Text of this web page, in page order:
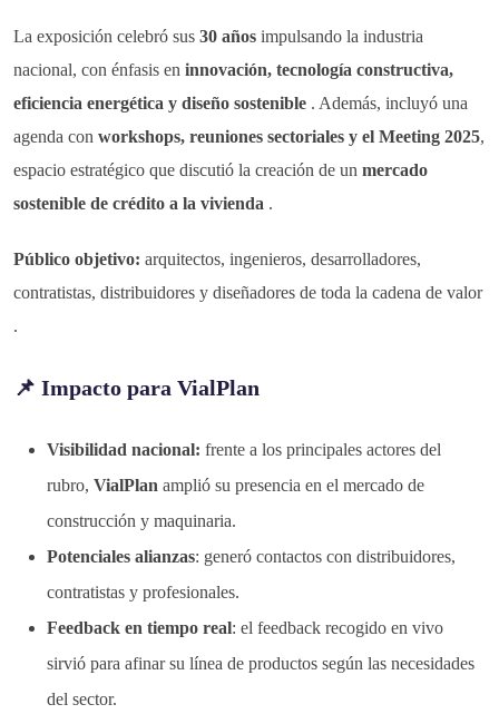
La exposición celebró sus 30 años impulsando la industria
nacional, con énfasis en innovación, tecnología constructiva,
eficiencia energética y diseño sostenible . Además, incluyó una
agenda con workshops, reuniones sectoriales y el Meeting 2025,
espacio estratégico que discutió la creación de un mercado
sostenible de crédito a la vivienda .
Público objetivo: arquitectos, ingenieros, desarrolladores,
contratistas, distribuidores y diseñadores de toda la cadena de valor
.
📌 Impacto para VialPlan
Visibilidad nacional: frente a los principales actores del
rubro, VialPlan amplió su presencia en el mercado de
construcción y maquinaria.
Potenciales alianzas: generó contactos con distribuidores,
contratistas y profesionales.
Feedback en tiempo real: el feedback recogido en vivo
sirvió para afinar su línea de productos según las necesidades
del sector.